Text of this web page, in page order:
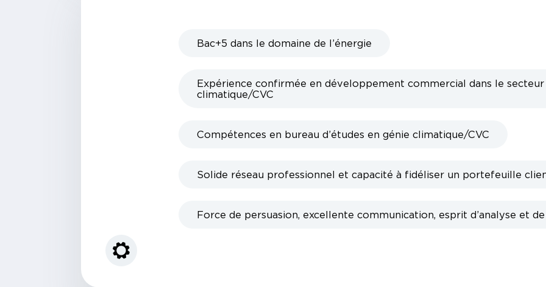
Bac+5 dans le domaine de l’énergie
Expérience confirmée en développement commercial dans le secteur
climatique/CVC
Compétences en bureau d’études en génie climatique/CVC
Solide réseau professionnel et capacité à fidéliser un portefeuille
Force de persuasion, excellente communication, esprit d’analyse et